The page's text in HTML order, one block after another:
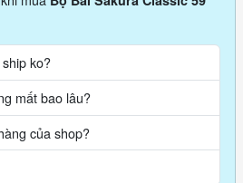
ko?
mất bao lâu?
của shop?